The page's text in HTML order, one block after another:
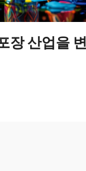
장 산업을 변